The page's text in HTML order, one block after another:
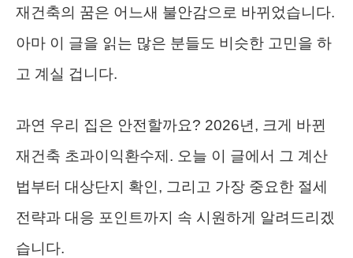
재건축의 꿈은 어느새 불안감으로 바뀌었습니다.
아마 이 글을 읽는 많은 분들도 비슷한 고민을 하
고 계실 겁니다.
과연 우리 집은 안전할까요? 2026년, 크게 바뀐
재건축 초과이익환수제. 오늘 이 글에서 그 계산
법부터 대상단지 확인, 그리고 가장 중요한 절세
전략과 대응 포인트까지 속 시원하게 알려드리겠
습니다.